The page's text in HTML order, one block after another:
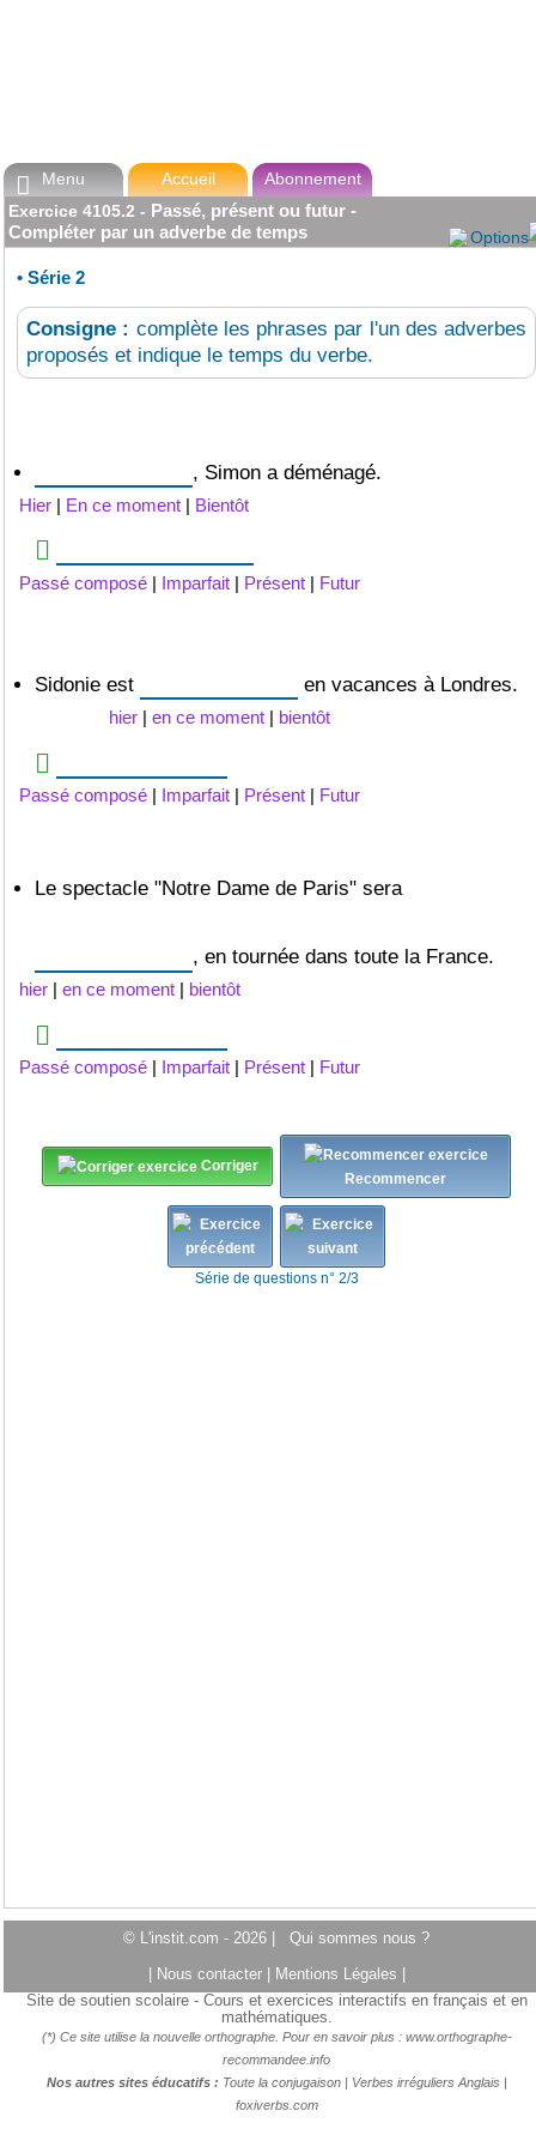
 Menu Accueil
Abonnement
Exercice 4105.2 - Passé, présent ou futur -
Compléter par un adverbe de temps
Options
• Série 2
Consigne : complète les phrases par l'un des adverbes
proposés et indique le temps du verbe.
Hier | En ce moment | Bientôt
, Simon a déménagé.
Passé composé | Imparfait | Présent | Futur
Sidonie est
hier | en ce moment | bientôt
en vacances à Londres.
Passé composé | Imparfait | Présent | Futur
Le spectacle "Notre Dame de Paris" sera
hier | en ce moment | bientôt
, en tournée dans toute la France.
Passé composé | Imparfait | Présent | Futur
Corriger
Recommencer
Série de questions n° 2/3
© L'instit.com - 2026 | Qui sommes nous ?
Nous contacter Mentions Légales
Site de soutien scolaire - Cours et exercices interactifs en français et en
mathématiques.
(*) Ce site utilise la nouvelle orthographe. Pour en savoir plus : www.orthographe-
recommandee.info
Nos autres sites éducatifs : Toute la conjugaison| Verbes irréguliers Anglais |
foxiverbs.com